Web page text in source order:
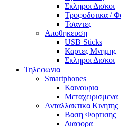
Σκληροι Δισκοι
Τροφοδοτικα /
Τσαντες
Αποθηκευση
USB Sticks
Καρτες Μνημης
Σκληροι Δισκοι
Τηλεφωνια
Smartphones
Καινουρια
Μεταχειρισμενα
Ανταλλακτικα Κινητης
Βαση Φορτισης
Διαφορα